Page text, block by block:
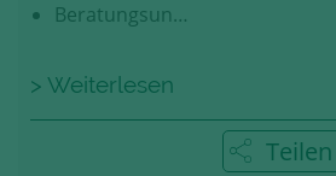
Beratungsun…
> Weiterlesen
Teilen